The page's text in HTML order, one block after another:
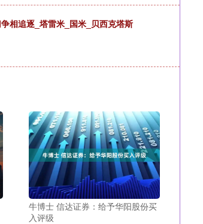
相追逐_塔雷米_国米_贝西克塔斯
牛博士 信达证券：给予华阳股份买
入评级